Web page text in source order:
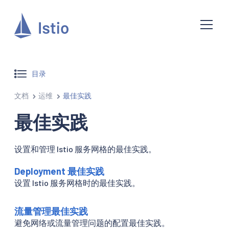
目录
文档 运维 最佳实践
最佳实践
设置和管理 Istio 服务网格的最佳实践。
Deployment 最佳实践
设置 Istio 服务网格时的最佳实践。
流量管理最佳实践
避免网络或流量管理问题的配置最佳实践。